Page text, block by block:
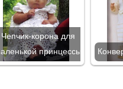
Чепчик-корона для
принцессы